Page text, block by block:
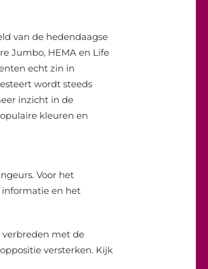
van de hedendaagse
Jumbo, HEMA en Life
echt zin in
wordt steeds
inzicht in de
kleuren en
Voor het
informatie en het
verbreden met de
versterken. Kijk